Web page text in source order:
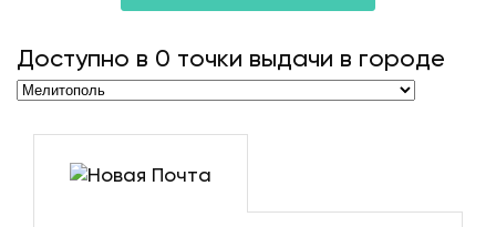
Доступно в 0 точки выдачи в городе